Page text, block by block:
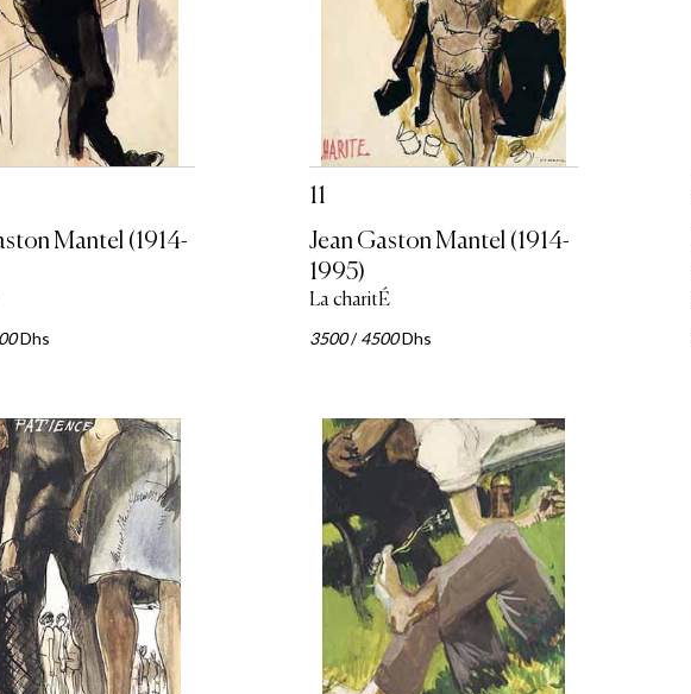
Mantel (1914-
Dhs
11
Jean Gaston Mantel (1914-
1995)
La charitÉ
3500/4500Dhs